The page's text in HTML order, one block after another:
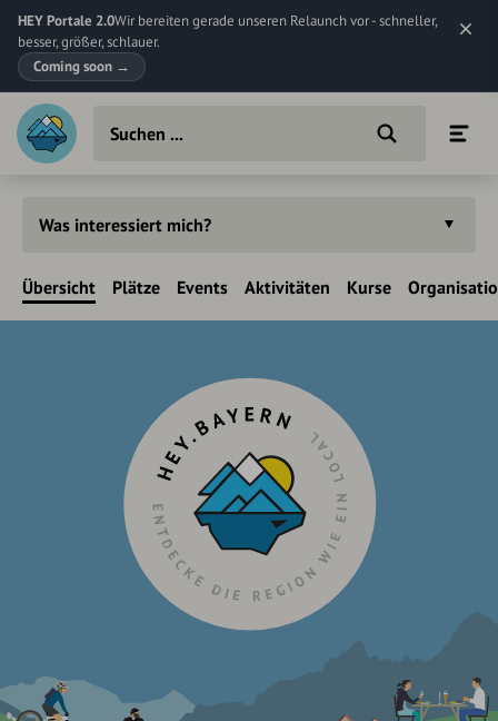
HEY Portale 2.0Wir bereiten gerade unseren Relaunch vor - schneller,
besser, größer, schlauer.
Coming soon →
Was interessiert mich?
Übersicht Plätze Events Aktivitäten Kurse